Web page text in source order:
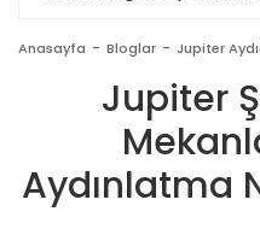
Anasayfa Bloglar Jupiter
Jupiter
Aydınlatma